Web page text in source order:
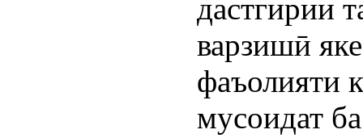
дастгирии
варзишӣ
фаъолияти
мусоидат